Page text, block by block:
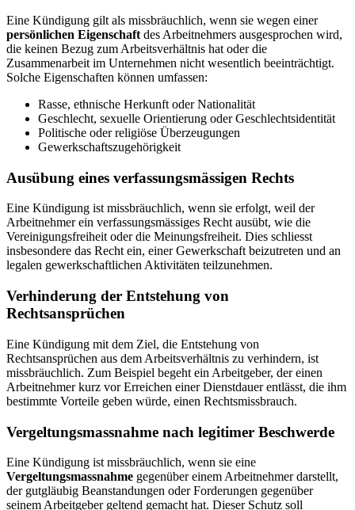
Eine Kündigung gilt als missbräuchlich, wenn sie wegen einer
persönlichen Eigenschaft des Arbeitnehmers ausgesprochen wird,
die keinen Bezug zum Arbeitsverhältnis hat oder die
Zusammenarbeit im Unternehmen nicht wesentlich beeinträchtigt.
Solche Eigenschaften können umfassen:
Rasse, ethnische Herkunft oder Nationalität
Geschlecht, sexuelle Orientierung oder Geschlechtsidentität
Politische oder religiöse Überzeugungen
Gewerkschaftszugehörigkeit
Ausübung eines verfassungsmässigen Rechts
Eine Kündigung ist missbräuchlich, wenn sie erfolgt, weil der
Arbeitnehmer ein verfassungsmässiges Recht ausübt, wie die
Vereinigungsfreiheit oder die Meinungsfreiheit. Dies schliesst
insbesondere das Recht ein, einer Gewerkschaft beizutreten und an
legalen gewerkschaftlichen Aktivitäten teilzunehmen.
Verhinderung der Entstehung von
Rechtsansprüchen
Eine Kündigung mit dem Ziel, die Entstehung von
Rechtsansprüchen aus dem Arbeitsverhältnis zu verhindern, ist
missbräuchlich. Zum Beispiel begeht ein Arbeitgeber, der einen
Arbeitnehmer kurz vor Erreichen einer Dienstdauer entlässt, die ihm
bestimmte Vorteile geben würde, einen Rechtsmissbrauch.
Vergeltungsmassnahme nach legitimer Beschwerde
Eine Kündigung ist missbräuchlich, wenn sie eine
Vergeltungsmassnahme gegenüber einem Arbeitnehmer darstellt,
der gutgläubig Beanstandungen oder Forderungen gegenüber
seinem Arbeitgeber geltend gemacht hat. Dieser Schutz soll